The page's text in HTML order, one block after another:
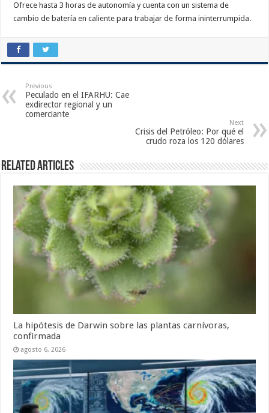
Ofrece hasta 3 horas de autonomía y cuenta con un sistema de
cambio de batería en caliente para trabajar de forma ininterrumpida.
Previous
Peculado en el IFARHU: Cae
exdirector regional y un
comerciante
Next
Crisis del Petróleo: Por qué el
crudo roza los 120 dólares
Related Articles
La hipótesis de Darwin sobre las plantas carnívoras,
confirmada
agosto 6, 2026